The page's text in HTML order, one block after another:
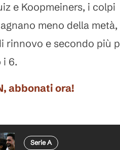
e Koopmeiners, i colpi
meno della metà,
rinnovo e secondo più
i 6.
abbonati ora!
Serie A